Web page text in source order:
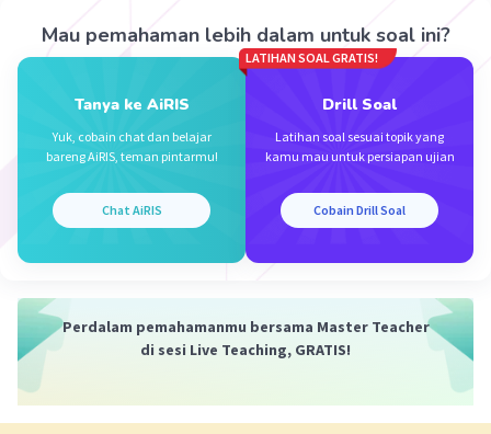
Timur.
Jadi, jawaban yang benar adalah e. Uni Soviet.
Beri Rating·0.0(0) Balas
Iklan
Mau pemahaman lebih dalam untuk soal ini?
Tanya ke AiRIS
Yuk, cobain chat dan belajar
bareng AiRIS, teman pintarmu!
Chat AiRIS
LATIHAN SOAL GRATIS!
Drill Soal
Latihan soal sesuai topik yang
kamu mau untuk persiapan ujian
Cobain Drill Soal
Perdalam pemahamanmu bersama Master Teacher
di sesi Live Teaching, GRATIS!